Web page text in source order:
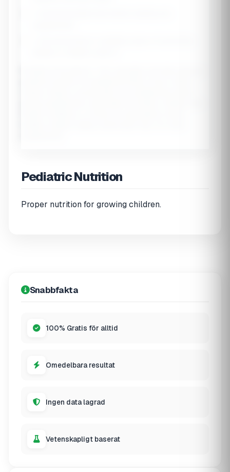
Pediatric Nutrition
Proper nutrition for growing children.
Snabbfakta
100% Gratis för alltid
Omedelbara resultat
Ingen data lagrad
Vetenskapligt baserat